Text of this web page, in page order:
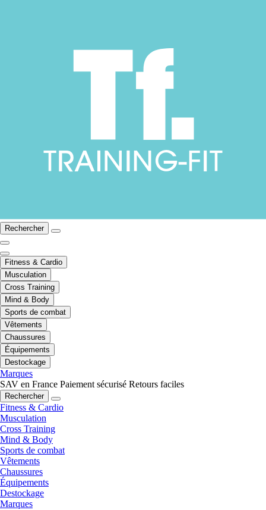
Rechercher
Fitness & Cardio
Musculation
Cross Training
Mind & Body
Sports de combat
Vêtements
Chaussures
Équipements
Destockage
Marques
SAV en France Paiement sécurisé Retours faciles
Rechercher
Fitness & Cardio
Musculation
Cross Training
Mind & Body
Sports de combat
Vêtements
Chaussures
Équipements
Destockage
Marques